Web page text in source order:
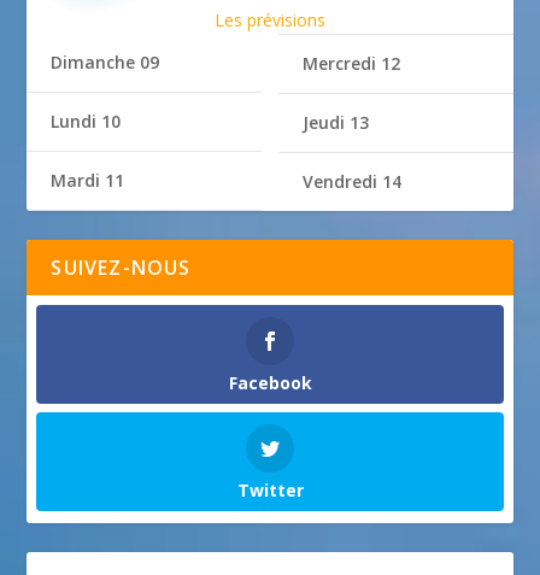
Les prévisions
Dimanche 09
Lundi 10
Mardi 11
Mercredi 12
Jeudi 13
Vendredi 14
SUIVEZ-NOUS
Facebook
Twitter